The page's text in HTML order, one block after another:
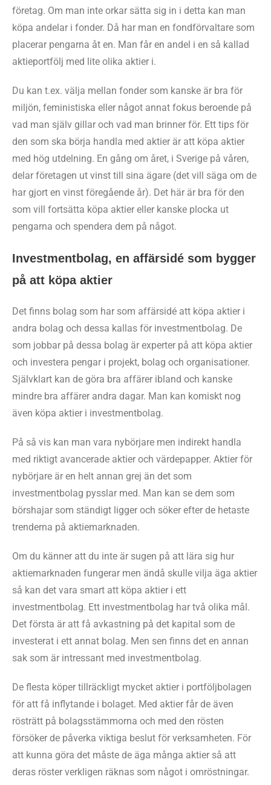
företag. Om man inte orkar sätta sig in i detta kan man
köpa andelar i fonder. Då har man en fondförvaltare som
placerar pengarna åt en. Man får en andel i en så kallad
aktieportfölj med lite olika aktier i.
Du kan t.ex. välja mellan fonder som kanske är bra för
miljön, feministiska eller något annat fokus beroende på
vad man själv gillar och vad man brinner för. Ett tips för
den som ska börja handla med aktier är att köpa aktier
med hög utdelning. En gång om året, i Sverige på våren,
delar företagen ut vinst till sina ägare (det vill säga om de
har gjort en vinst föregående år). Det här är bra för den
som vill fortsätta köpa aktier eller kanske plocka ut
pengarna och spendera dem på något.
Investmentbolag, en affärsidé som bygger
på att köpa aktier
Det finns bolag som har som affärsidé att köpa aktier i
andra bolag och dessa kallas för investmentbolag. De
som jobbar på dessa bolag är experter på att köpa aktier
och investera pengar i projekt, bolag och organisationer.
Självklart kan de göra bra affärer ibland och kanske
mindre bra affärer andra dagar. Man kan komiskt nog
även köpa aktier i investmentbolag.
På så vis kan man vara nybörjare men indirekt handla
med riktigt avancerade aktier och värdepapper. Aktier för
nybörjare är en helt annan grej än det som
investmentbolag pysslar med. Man kan se dem som
börshajar som ständigt ligger och söker efter de hetaste
trenderna på aktiemarknaden.
Om du känner att du inte är sugen på att lära sig hur
aktiemarknaden fungerar men ändå skulle vilja äga aktier
så kan det vara smart att köpa aktier i ett
investmentbolag. Ett investmentbolag har två olika mål.
Det första är att få avkastning på det kapital som de
investerat i ett annat bolag. Men sen finns det en annan
sak som är intressant med investmentbolag.
De flesta köper tillräckligt mycket aktier i portföljbolagen
för att få inflytande i bolaget. Med aktier får de även
rösträtt på bolagsstämmorna och med den rösten
försöker de påverka viktiga beslut för verksamheten. För
att kunna göra det måste de äga många aktier så att
deras röster verkligen räknas som något i omröstningar.